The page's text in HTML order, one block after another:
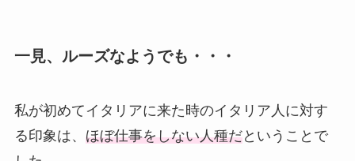
一見、ルーズなようでも・・・
私が初めてイタリアに来た時のイタリア人に対す
る印象は、 ほぼ仕事をしない人種だということで